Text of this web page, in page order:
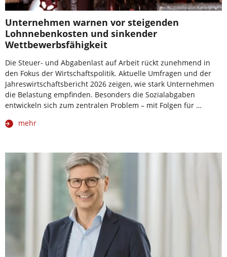
Unternehmen warnen vor steigenden
Lohnnebenkosten und sinkender
Wettbewerbsfähigkeit
Die Steuer- und Abgabenlast auf Arbeit rückt zunehmend in
den Fokus der Wirtschaftspolitik. Aktuelle Umfragen und der
Jahreswirtschaftsbericht 2026 zeigen, wie stark Unternehmen
die Belastung empfinden. Besonders die Sozialabgaben
entwickeln sich zum zentralen Problem – mit Folgen für …
mehr